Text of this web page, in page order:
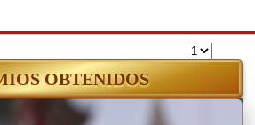
OBTENIDOS